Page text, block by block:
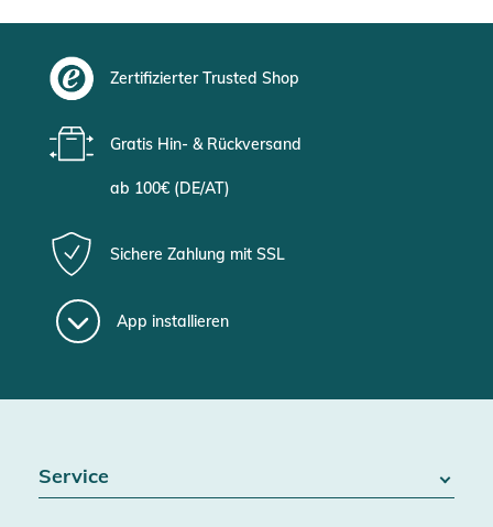
Zertifizierter Trusted Shop
Gratis Hin- & Rückversand
ab 100€ (DE/AT)
Sichere Zahlung mit SSL
App installieren
Service